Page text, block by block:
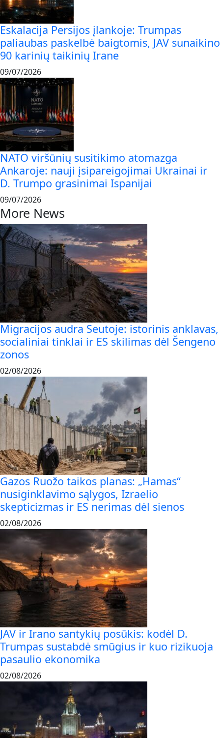
Eskalacija Persijos įlankoje: Trumpas
paliaubas paskelbė baigtomis, JAV sunaikino
90 karinių taikinių Irane
09/07/2026
NATO viršūnių susitikimo atomazga
Ankaroje: nauji įsipareigojimai Ukrainai ir
D. Trumpo grasinimai Ispanijai
09/07/2026
More News
Migracijos audra Seutoje: istorinis anklavas,
socialiniai tinklai ir ES skilimas dėl Šengeno
zonos
02/08/2026
Gazos Ruožo taikos planas: „Hamas“
nusiginklavimo sąlygos, Izraelio
skepticizmas ir ES nerimas dėl sienos
02/08/2026
JAV ir Irano santykių posūkis: kodėl D.
Trumpas sustabdė smūgius ir kuo rizikuoja
pasaulio ekonomika
02/08/2026